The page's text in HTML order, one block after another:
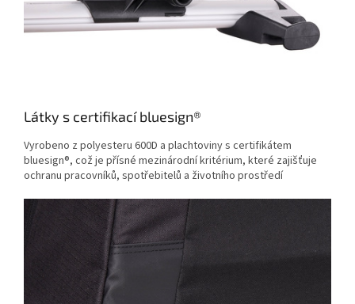
Látky s certifikací bluesign®
Vyrobeno z polyesteru 600D a plachtoviny s certifikátem
bluesign®, což je přísné mezinárodní kritérium, které zajišťuje
ochranu pracovníků, spotřebitelů a životního prostředí